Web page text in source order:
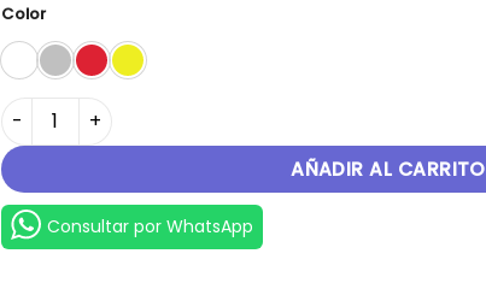
Color
NAIROBI 125 TABLERO DIGITAL cantidad
AÑADIR AL CARRITO
Consultar por WhatsApp